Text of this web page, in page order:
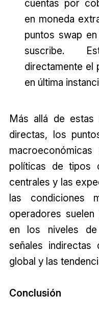
cuentas por
en moneda
puntos swap
suscribe.
directamente el
en última
Más allá de estas
directas, los
políticas de tipos
centrales y las
las condiciones
operadores
en los niveles
señales
global y las
Conclusión